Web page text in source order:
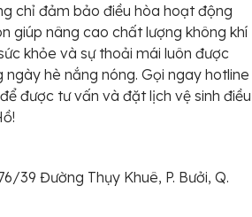
chỉ đảm bảo điều hòa hoạt động
giúp nâng cao chất lượng không khí
khỏe và sự thoải mái luôn được
hè nắng nóng. Gọi ngay hotline
được tư vấn và đặt lịch vệ sinh điều
39 Đường Thụy Khuê, P. Bưởi, Q.